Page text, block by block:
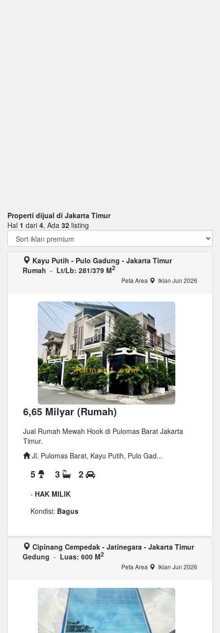
Properti dijual di Jakarta Timur
Hal 1 dari 4, Ada 32 listing
Kayu Putih - Pulo Gadung - Jakarta Timur
Rumah - Lt/Lb: 281/379 M2
Peta Area Iklan Jun 2026
6,65 Milyar (Rumah)
Jual Rumah Mewah Hook di Pulomas Barat Jakarta
Timur.
Jl. Pulomas Barat, Kayu Putih, Pulo Gad...
5 3 2
- HAK MILIK
Kondisi: Bagus
Cipinang Cempedak - Jatinegara - Jakarta Timur
Gedung - Luas: 600 M2
Peta Area Iklan Jun 2026